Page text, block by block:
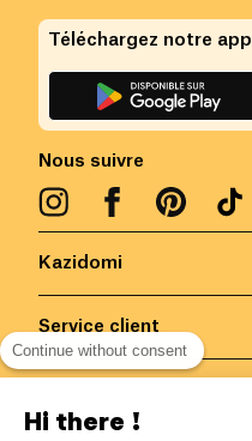
Kazidomi
Service client
Nous suivre
Téléchargez notre app
Continue without consent
Hi there !